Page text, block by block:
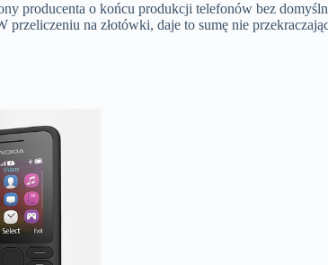
producenta o końcu produkcji telefonów bez
na złotówki, daje to sumę nie